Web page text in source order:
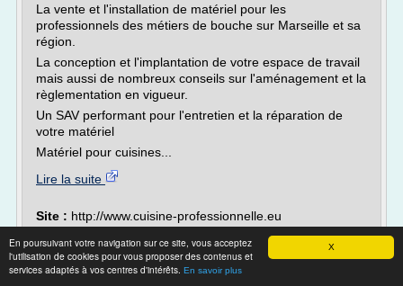
X
En poursuivant votre navigation sur ce site, vous acceptez
l'utilisation de cookies pour vous proposer des contenus et
services adaptés à vos centres d'intérêts. En savoir plus
La vente et l'installation de matériel pour les
professionnels des métiers de bouche sur Marseille et sa
région.
La conception et l'implantation de votre espace de travail
mais aussi de nombreux conseils sur l'aménagement et la
règlementation en vigueur.
Un SAV performant pour l'entretien et la réparation de
votre matériel
Matériel pour cuisines...
Lire la suite
Site : http://www.cuisine-professionnelle.eu
vente materiel cuisine professionnel/
conception d une cuisine professionnelle
/
installation cuisine professionnelle restaurant